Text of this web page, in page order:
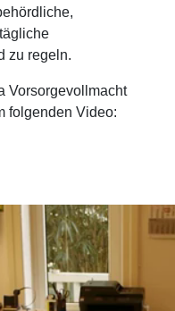
zu regeln.
Vorsorgevollmacht
folgenden Video: